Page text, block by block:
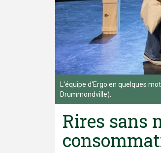
L'équipe d'Ergo en quelques
Drummondville).
Rires sans